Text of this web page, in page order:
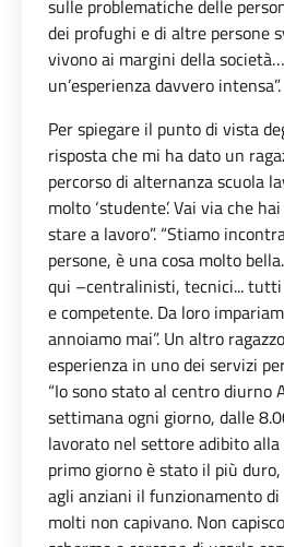
sulle problematiche delle
dei profughi e di altre persone
vivono ai margini della
un’esperienza davvero intensa”.
Per spiegare il punto di vista
risposta che mi ha dato un
percorso di alternanza scuola
molto ‘studente’. Vai via che
stare a lavoro”. “Stiamo
persone, è una cosa molto
qui –centralinisti, tecnici...
e competente. Da loro
annoiamo mai”. Un altro
esperienza in uno dei servizi
“Io sono stato al centro diurno
settimana ogni giorno, dalle
lavorato nel settore adibito alla
primo giorno è stato il più
agli anziani il funzionamento di
molti non capivano. Non